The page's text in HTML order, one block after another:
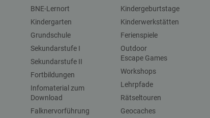
BNE-Lernort
Kindergarten
Grundschule
Sekundarstufe I
Sekundarstufe II
Fortbildungen
Infomaterial zum
Download
Falknervorführung
Kindergeburtstage
Kinderwerkstätten
Ferienspiele
Outdoor
Escape Games
Workshops
Lehrpfade
Rätseltouren
Geocaches